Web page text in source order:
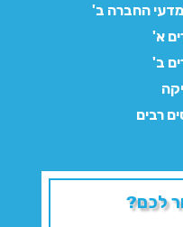
החברה ב'
א'
ב'
רבים
לכם?